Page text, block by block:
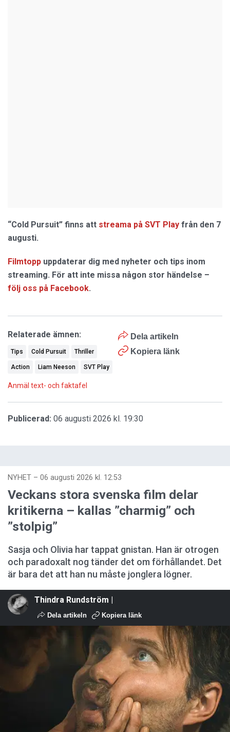
“Cold Pursuit” finns att streama på SVT Play från den 7
augusti.
Filmtopp uppdaterar dig med nyheter och tips inom
streaming. För att inte missa någon stor händelse –
följ oss på Facebook.
Dela artikeln
Kopiera länk
Relaterade ämnen:
Tips Cold Pursuit Thriller
Action Liam Neeson SVT Play
Anmäl text- och faktafel
Publicerad: 06 augusti 2026 kl. 19:30
NYHET – 06 augusti 2026 kl. 12:53
Veckans stora svenska film delar
kritikerna – kallas ”charmig” och
”stolpig”
Sasja och Olivia har tappat gnistan. Han är otrogen
och paradoxalt nog tänder det om förhållandet. Det
är bara det att han nu måste jonglera lögner.
Thindra Rundström |
Dela artikeln Kopiera länk